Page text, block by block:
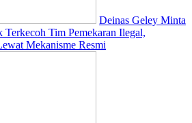
Deinas Geley Minta
Terkecoh Tim Pemekaran Ilegal,
Mekanisme Resmi